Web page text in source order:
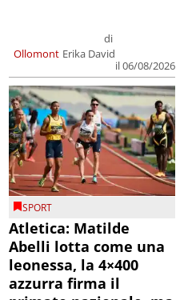
Ollomont
di
Erika David
il 06/08/2026
SPORT
Atletica: Matilde
Abelli lotta come una
leonessa, la 4×400
azzurra firma il